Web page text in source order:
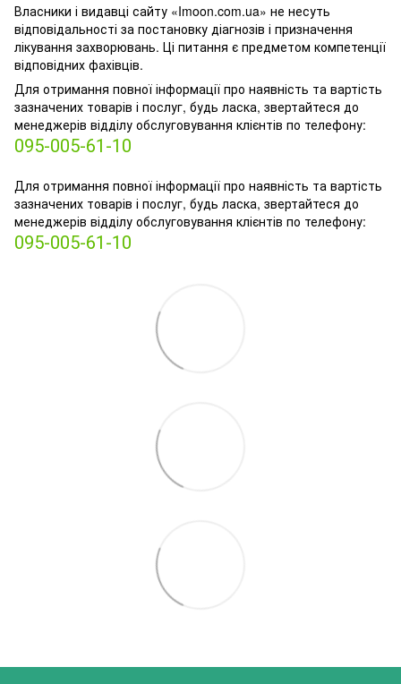
Власники і видавці сайту «Imoon.com.ua» не несуть
відповідальності за постановку діагнозів і призначення
лікування захворювань. Ці питання є предметом компетенції
відповідних фахівців.
Для отримання повної інформації про наявність та вартість
зазначених товарів і послуг, будь ласка, звертайтеся до
менеджерів відділу обслуговування клієнтів по телефону:
095-005-61-10
Для отримання повної інформації про наявність та вартість
зазначених товарів і послуг, будь ласка, звертайтеся до
менеджерів відділу обслуговування клієнтів по телефону:
095-005-61-10